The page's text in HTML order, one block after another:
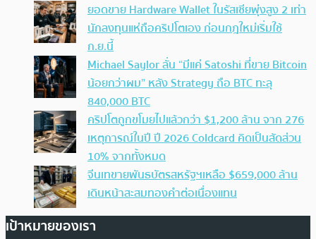
ยอดขาย Hardware Wallet ในรัสเซียพุ่งสูง 2 เท่า
นักลงทุนแห่ถือคริปโตเอง ก่อนกฎใหม่เริ่มใช้
ก.ย.นี้
Michael Saylor ลั่น “มีแค่ Satoshi ที่ขาย Bitcoin
น้อยกว่าผม” หลัง Strategy ถือ BTC ทะลุ
840,000 BTC
คริปโตถูกขโมยไปแล้วกว่า $1,200 ล้าน จาก 276
เหตุการณ์ในปี ปี 2026 Coldcard คิดเป็นสัดส่วน
10% จากทั้งหมด
จีนเทขายพันธบัตรสหรัฐฯเหลือ $659,000 ล้าน
เดินหน้าสะสมทองคำต่อเนื่องแทน
เป้าหมายของเรา